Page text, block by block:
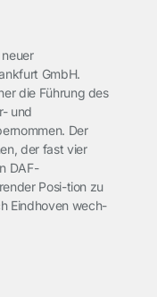
GmbH.
die Führung des
und
Der
der fast vier
DAF-
Posi-tion zu
Eindhoven wech-